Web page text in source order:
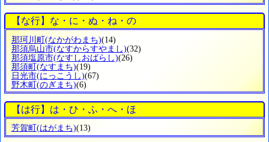
【な行】な・に・ぬ・ね・の
那珂川町(なかがわまち)(14)
那須烏山市(なすからすやまし)(32)
那須塩原市(なすしおばらし)(26)
那須町(なすまち)(19)
日光市(にっこうし)(67)
野木町(のぎまち)(6)
【は行】は・ひ・ふ・へ・ほ
芳賀町 (はがまち)(13)